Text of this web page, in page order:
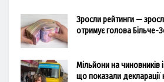
Зросли рейтинги —
отримує голова Більче-
Мільйони на чиновників
що показали декларації